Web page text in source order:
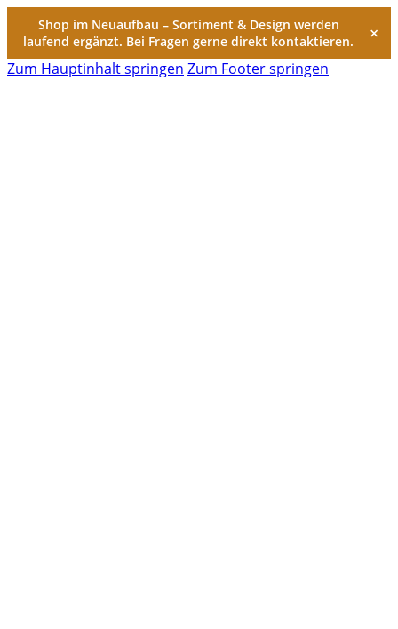
Shop im Neuaufbau – Sortiment & Design werden
laufend ergänzt. Bei Fragen gerne direkt kontaktieren.
×
Zum Hauptinhalt springen Zum Footer springen